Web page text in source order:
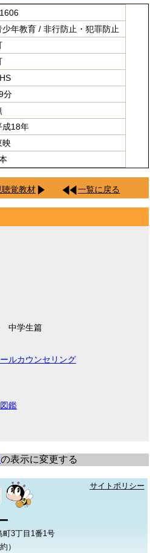
少年教育 / 非行防止・犯罪防止
分
成18年
映
聴覚教材 一覧に戻る
中学生篇
ルカウンセリング
鑑
の表示に変更する
サイトポリシー
町3丁目1番1号
）